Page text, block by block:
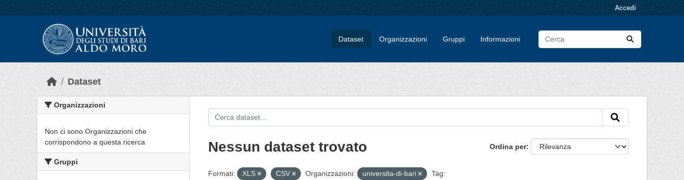
Accedi
Dataset Organizzazioni Gruppi Informazioni
Dataset
Organizzazioni
Non ci sono Organizzazioni che
corrispondono a questa ricerca
Gruppi
Ordina per
Nessun dataset trovato
Formati: XLS CSV Organizzazioni: universita-di-bari
Tag: